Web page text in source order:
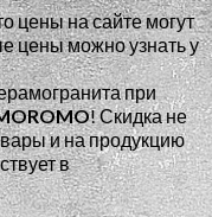
цены на сайте могут
цены можно узнать у
при
!Скидка не
и на продукцию
в